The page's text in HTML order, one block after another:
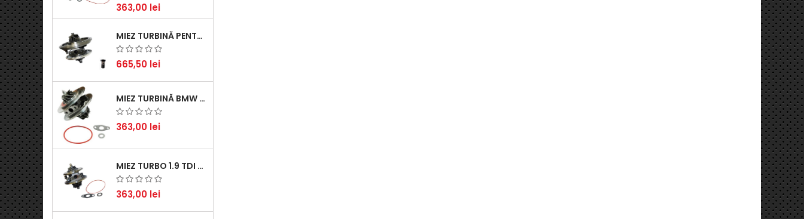
363,00 lei
MIEZ TURBINĂ PENTRU AUDI, SEAT, SKODA ȘI VOLKSWAGEN - MOTORIZĂRI 2.0 TDI 103KW 140CP
665,50 lei
MIEZ TURBINĂ BMW SERIA 1 (E81, E87) 120 D - CREȘTEȚI PERFORMANȚA ȘI RĂSPUNSUL MOTORULUI
363,00 lei
MIEZ TURBO 1.9 TDI - PERFORMANȚĂ FIABILĂ PENTRU AUDI, SEAT, SKODA ȘI VW
363,00 lei